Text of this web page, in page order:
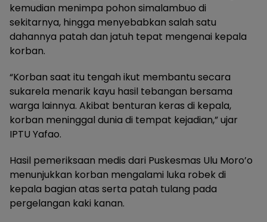
kemudian menimpa pohon simalambuo di
sekitarnya, hingga menyebabkan salah satu
dahannya patah dan jatuh tepat mengenai kepala
korban.
“Korban saat itu tengah ikut membantu secara
sukarela menarik kayu hasil tebangan bersama
warga lainnya. Akibat benturan keras di kepala,
korban meninggal dunia di tempat kejadian,” ujar
IPTU Yafao.
Hasil pemeriksaan medis dari Puskesmas Ulu Moro’o
menunjukkan korban mengalami luka robek di
kepala bagian atas serta patah tulang pada
pergelangan kaki kanan.